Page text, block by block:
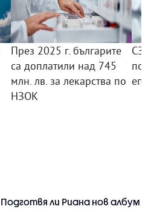
През 2025 г. българите
са доплатили над 745
млн. лв. за лекарства по
НЗОК
Подготвя ли Риана нов албум